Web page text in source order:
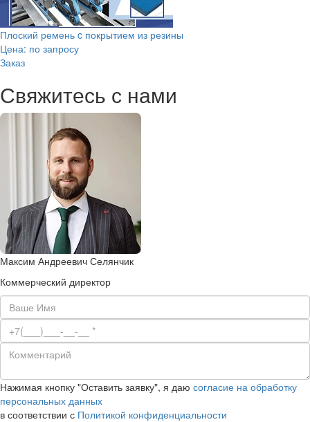
Плоский ремень c покрытием из резины
Цена: по запросу
Заказ
Свяжитесь с нами
Максим Андреевич Селянчик
Коммерческий директор
Нажимая кнопку "Оставить заявку", я даю согласие на обработку
персональных данных
в соответствии с Политикой конфиденциальности